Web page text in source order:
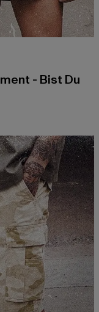
- Bist Du